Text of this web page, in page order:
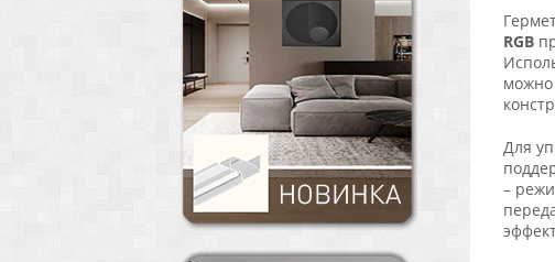
RGB
можно
Для
–